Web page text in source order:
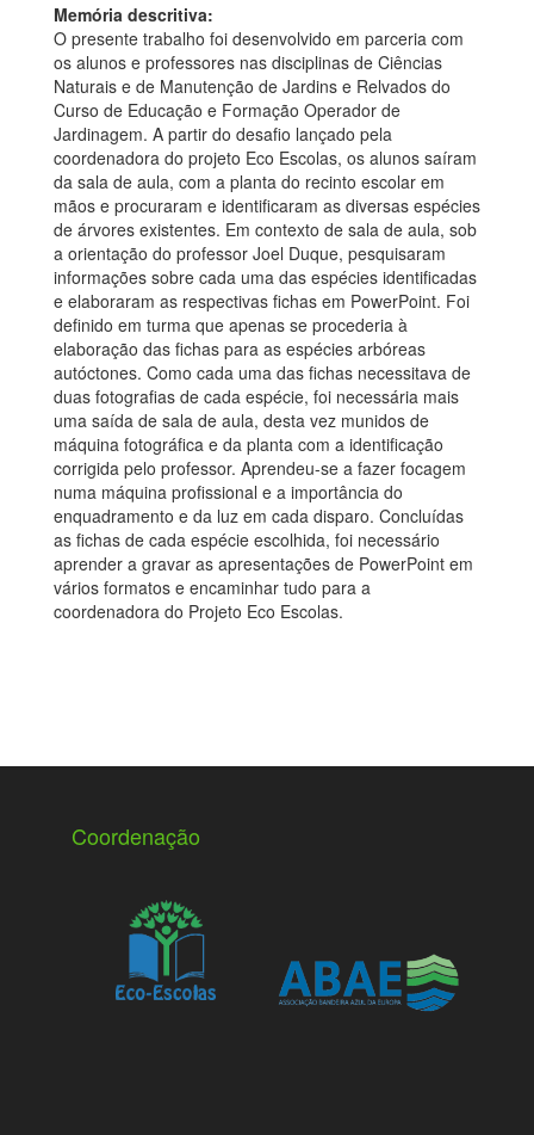
Memória descritiva:
O presente trabalho foi desenvolvido em parceria com
os alunos e professores nas disciplinas de Ciências
Naturais e de Manutenção de Jardins e Relvados do
Curso de Educação e Formação Operador de
Jardinagem. A partir do desafio lançado pela
coordenadora do projeto Eco Escolas, os alunos saíram
da sala de aula, com a planta do recinto escolar em
mãos e procuraram e identificaram as diversas espécies
de árvores existentes. Em contexto de sala de aula, sob
a orientação do professor Joel Duque, pesquisaram
informações sobre cada uma das espécies identificadas
e elaboraram as respectivas fichas em PowerPoint. Foi
definido em turma que apenas se procederia à
elaboração das fichas para as espécies arbóreas
autóctones. Como cada uma das fichas necessitava de
duas fotografias de cada espécie, foi necessária mais
uma saída de sala de aula, desta vez munidos de
máquina fotográfica e da planta com a identificação
corrigida pelo professor. Aprendeu-se a fazer focagem
numa máquina profissional e a importância do
enquadramento e da luz em cada disparo. Concluídas
as fichas de cada espécie escolhida, foi necessário
aprender a gravar as apresentações de PowerPoint em
vários formatos e encaminhar tudo para a
coordenadora do Projeto Eco Escolas.
Coordenação